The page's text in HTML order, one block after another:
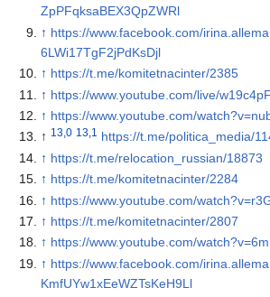
ZpPFqksaBEX3QpZWRl
↑ https://www.facebook.com/
6LWi17TgF2jPdKsDjl
↑ https://t.me/komitetnacinter/2385
↑ https://www.youtube.com/live/
↑ https://www.youtube.com/
↑ 13,0 13,1 https://t.me/politica_media/
↑ https://t.me/relocation_russian/18873
↑ https://t.me/komitetnacinter/2284
↑ https://www.youtube.com/
↑ https://t.me/komitetnacinter/2807
↑ https://www.youtube.com/
↑ https://www.facebook.com/
KmfUYw1xEeWZTsKeH9Ll